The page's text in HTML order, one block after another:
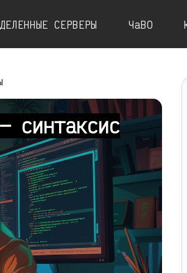
СЕРВЕРЫ ЧаВО
синтаксис